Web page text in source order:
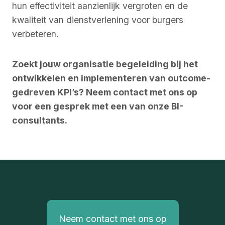
hun effectiviteit aanzienlijk vergroten en de
kwaliteit van dienstverlening voor burgers
verbeteren.
Zoekt jouw organisatie begeleiding bij het
ontwikkelen en implementeren van outcome-
gedreven KPI’s? Neem contact met ons op
voor een gesprek met een van onze BI-
consultants.
Neem contact met ons op